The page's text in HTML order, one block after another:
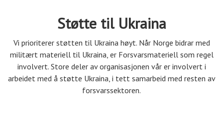
Støtte til Ukraina
Vi prioriterer støtten til Ukraina høyt. Når Norge bidrar med
militært materiell til Ukraina, er Forsvarsmateriell som regel
involvert. Store deler av organisasjonen vår er involvert i
arbeidet med å støtte Ukraina, i tett samarbeid med resten av
forsvarssektoren.